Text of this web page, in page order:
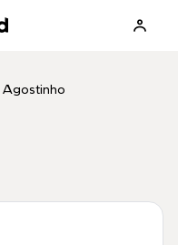
Agostinho